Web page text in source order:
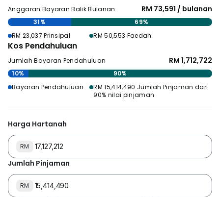
Anggaran Bayaran Balik Bulanan RM 73,591 / bulanan
31%
69%
RM 23,037 Prinsipal
RM 50,553 Faedah
Kos Pendahuluan
Jumlah Bayaran Pendahuluan RM 1,712,722
10%
90%
Bayaran Pendahuluan
RM 15,414,490 Jumlah Pinjaman dari
90% nilai pinjaman
Harga Hartanah
RM
Jumlah Pinjaman
RM